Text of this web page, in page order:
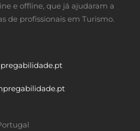
e offline, que já ajudaram a
de profissionais em Turismo.